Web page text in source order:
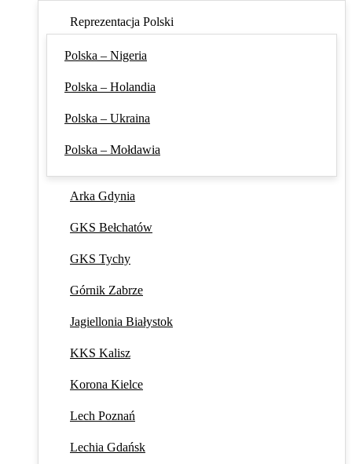
Reprezentacja Polski
Polska – Nigeria
Polska – Holandia
Polska – Ukraina
Polska – Mołdawia
Arka Gdynia
GKS Bełchatów
GKS Tychy
Górnik Zabrze
Jagiellonia Białystok
KKS Kalisz
Korona Kielce
Lech Poznań
Lechia Gdańsk